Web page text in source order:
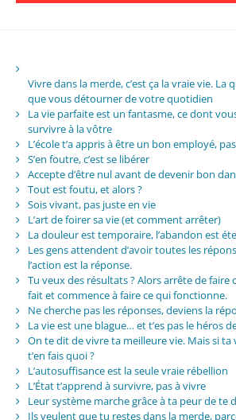
Vivre dans la merde, c’est ça la vraie vie. La
que vous détourner de votre quotidien
La vie parfaite est un fantasme, ce dont
survivre à la vôtre
L’école t’a appris à être un bon employé,
S’en foutre, c’est se libérer
Accepte d’être nul avant de devenir bon
Tout est foutu, et alors ?
Sois vivant, pas juste en vie
L’art de foirer sa vie (et comment arrêter)
La douleur est temporaire, l’abandon est
Les gens attendent d’avoir toutes les
l’action est la réponse.
Tu veux des résultats ? Alors arrête de faire
fait et commence à faire ce qui fonctionne.
Ne cherche pas les réponses, deviens la
La vie est une blague… et t’es pas le héros
On te dit de vivre ta meilleure vie. Mais si ta
t’en fais quoi ?
L’autosuffisance est la seule vraie rébellion
L’État t’apprend à survivre, pas à vivre
Leur système marche grâce à ta peur de te
Ils veulent que tu restes dans la merde,